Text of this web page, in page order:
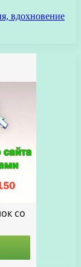
вдохновение